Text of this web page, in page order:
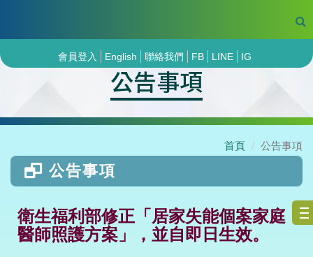
會員登入 English 聯絡我們 FB LINE IG
公告事項
首頁 公告事項
公告事項
衛生福利部修正「居家失能個案家庭
醫師照護方案」，並自即日生效。